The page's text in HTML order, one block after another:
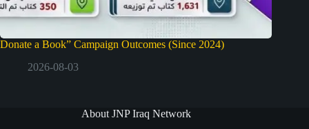
Donate a Book” Campaign Outcomes (Since 2024)
2026-08-03
About JNP Iraq Network